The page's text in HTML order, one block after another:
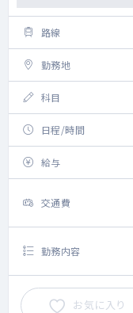
路線
勤務地
科目
日程/時間
給与
交通費
勤務内容
お気に入り